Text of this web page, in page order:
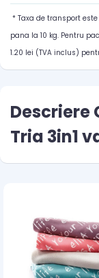
* Taxa de transport
pana la 10 kg. Pentru
1.20 lei (TVA inclus)
Descriere
Tria 3in1